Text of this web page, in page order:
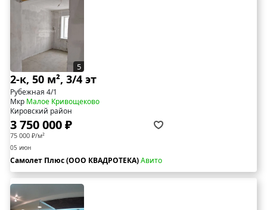
5
2-к, 50 м², 3/4 эт
Рубежная 4/1
Мкр Малое Кривощеково
Кировский район
3 750 000 ₽
75 000 ₽/м²
05 июн
Самолет Плюс (ООО КВАДРОТЕКА)Авито